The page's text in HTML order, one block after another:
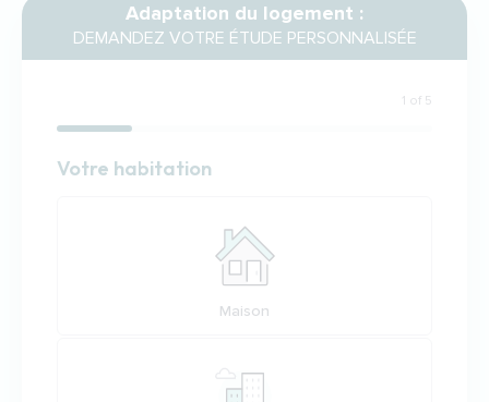
Adaptation du logement :
DEMANDEZ VOTRE ÉTUDE PERSONNALISÉE
1 of 5
Habitation
Votre habitation
Maison